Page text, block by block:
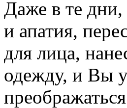
Даже в те дни,
и апатия,
для лица,
одежду, и Вы